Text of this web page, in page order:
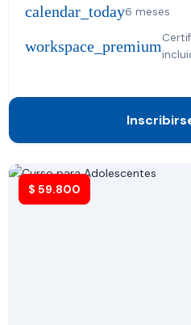
calendar_today6 meses
workspace_premium
$ 59.800